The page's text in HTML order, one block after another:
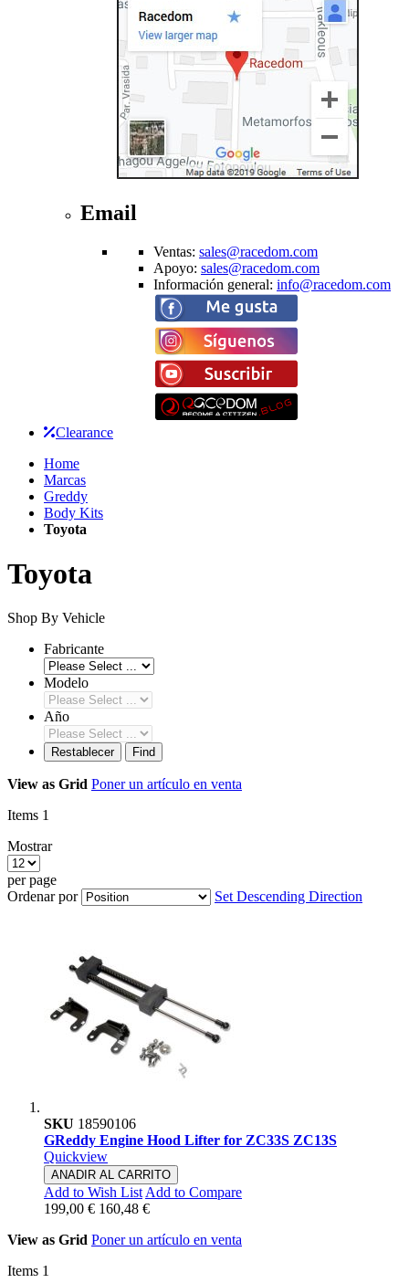
Email
Ventas: sales@racedom.com
Apoyo: sales@racedom.com
Información general: info@racedom.com
Clearance
Home
Marcas
Greddy
Body Kits
Toyota
Toyota
Shop By Vehicle
Fabricante
Modelo
Año
Restablecer Find
View as Grid Poner un artículo en venta
Items 1
Mostrar
per page
Ordenar por
Set Descending Direction
SKU 18590106
GReddy Engine Hood Lifter for ZC33S ZC13S
Quickview
ANADIR AL CARRITO
Add to Wish List Add to Compare
199,00 € 160,48 €
View as Grid Poner un artículo en venta
Items 1